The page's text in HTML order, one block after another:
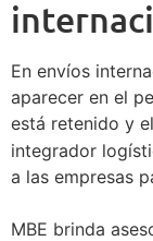
En envíos
aparecer en el
está retenido y
integrador
a las empresas
MBE brinda